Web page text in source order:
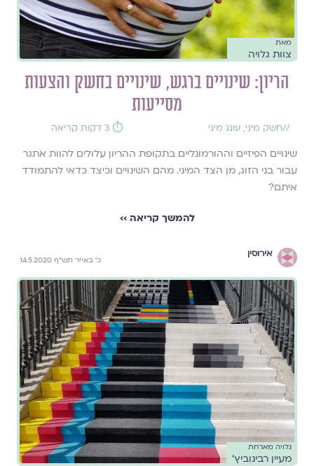
מאת
צוות גלויה
הריון: שינויים ברגש, שינויים בחשק והצעות
מסייעות
//חשק מיני, עונג מיני ⏱️ 3 דקות קריאה
שינויים הפיזיים וההורמונליים בתקופת ההריון עלולים להוות אתגר
עבור בני הזוג, מן הצד המיני. מהם השינויים וכיצד כדאי להתמודד
איתם?
להמשך קריאה ››
אירוסין
כ' באייר תש"ף 14.5.2020
גלויה מארחת
מעיין רבינוביץ'